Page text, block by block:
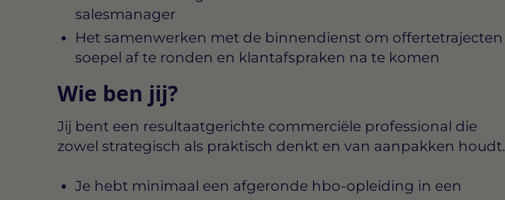
salesmanager
Het samenwerken met de binnendienst om offertetrajecten
soepel af te ronden en klantafspraken na te komen
Wie ben jij?
Jij bent een resultaatgerichte commerciële professional die
zowel strategisch als praktisch denkt en van aanpakken houdt.
Je hebt minimaal een afgeronde hbo-opleiding in een